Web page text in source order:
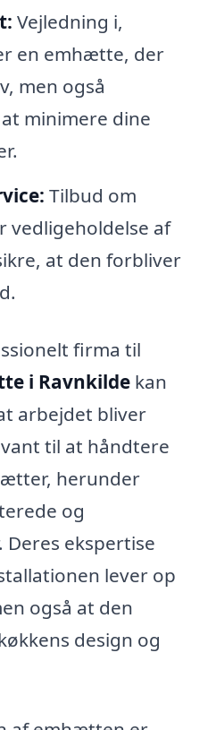
Vejledning i,
en emhætte, der
men også
minimere dine
Tilbud om
vedligeholdelse af
at den forbliver
firma til
i Ravnkilde kan
arbejdet bliver
til at håndtere
herunder
og
ekspertise
lever op
også at den
design og